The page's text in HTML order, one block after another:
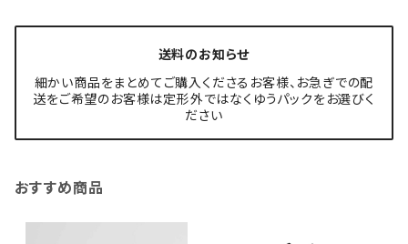
送料のお知らせ
細かい商品をまとめてご購入くださるお客様、お急ぎでの配
送をご希望のお客様は定形外ではなくゆうパックをお選びく
ださい
おすすめ商品